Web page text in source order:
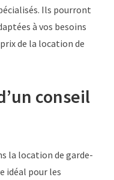
Ils pourront
à vos besoins
prix de la location de
conseil
la location de garde-
idéal pour les